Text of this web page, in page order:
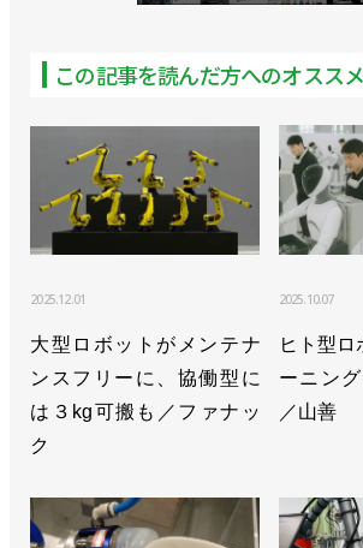
この記事を読んだ方へのオスス
2025.12.01
大型ロボットがメンテナ
ンスフリーに、協働型に
は３kg可搬も／ファナッ
ク
2025.10.07
ヒト型ロ
ーニン
／山善